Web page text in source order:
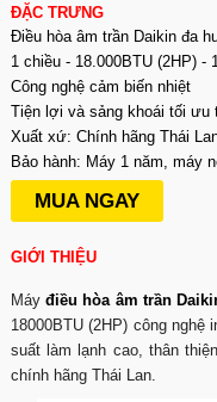
ĐẶC TRƯNG
Điều hòa âm trần Daikin đa
1 chiều - 18.000BTU (2HP) -
Công nghệ cảm biến nhiệt
Tiện lợi và sảng khoái tối ưu
Xuất xứ: Chính hãng Thái
Bảo hành: Máy 1 năm, máy
MUA NGAY
GIỚI THIỆU
Máyđiều hòa âm trần
18000BTU (2HP) công nghệ
suất làm lạnh cao, thân
chính hãng Thái Lan.